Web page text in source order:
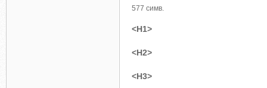
577 симв.
<H1>
<H2>
<H3>